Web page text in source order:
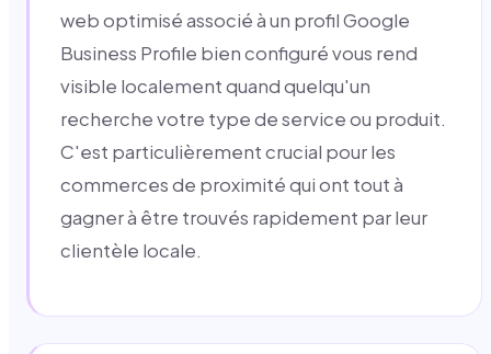
web optimisé associé à un profil Google
Business Profile bien configuré vous rend
visible localement quand quelqu'un
recherche votre type de service ou produit.
C'est particulièrement crucial pour les
commerces de proximité qui ont tout à
gagner à être trouvés rapidement par leur
clientèle locale.